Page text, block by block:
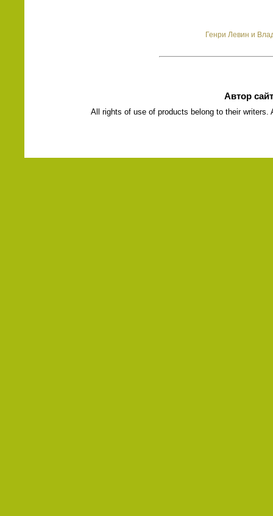
Генри Левин и
Автор
All rights of use of products belong to their